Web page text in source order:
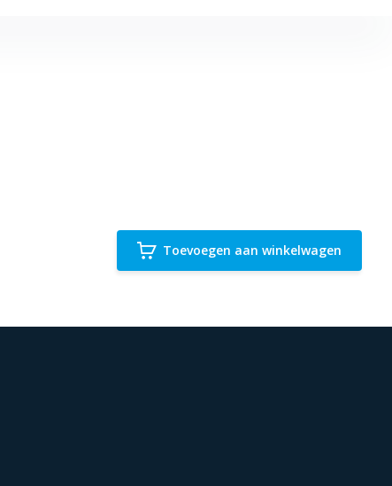
Toevoegen aan winkelwagen